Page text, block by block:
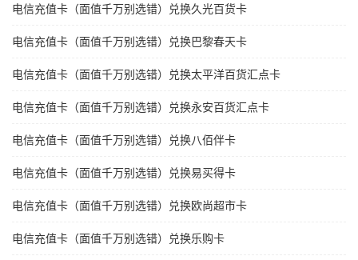
电信充值卡（面值千万别选错）兑换久光百货卡
电信充值卡（面值千万别选错）兑换巴黎春天卡
电信充值卡（面值千万别选错）兑换太平洋百货汇点卡
电信充值卡（面值千万别选错）兑换永安百货汇点卡
电信充值卡（面值千万别选错）兑换八佰伴卡
电信充值卡（面值千万别选错）兑换易买得卡
电信充值卡（面值千万别选错）兑换欧尚超市卡
电信充值卡（面值千万别选错）兑换乐购卡